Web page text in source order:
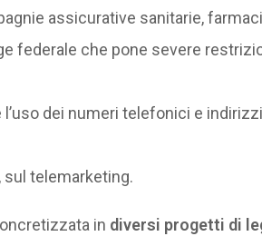
assicurative sanitarie,
federale che pone severe
dei numeri telefonici e
sul telemarketing.
in diversi progetti di